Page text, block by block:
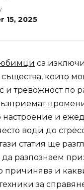
15, 2025
са
които
и тревожност по
настроение и
води до
статия ще
разпознаем
причинява и
за